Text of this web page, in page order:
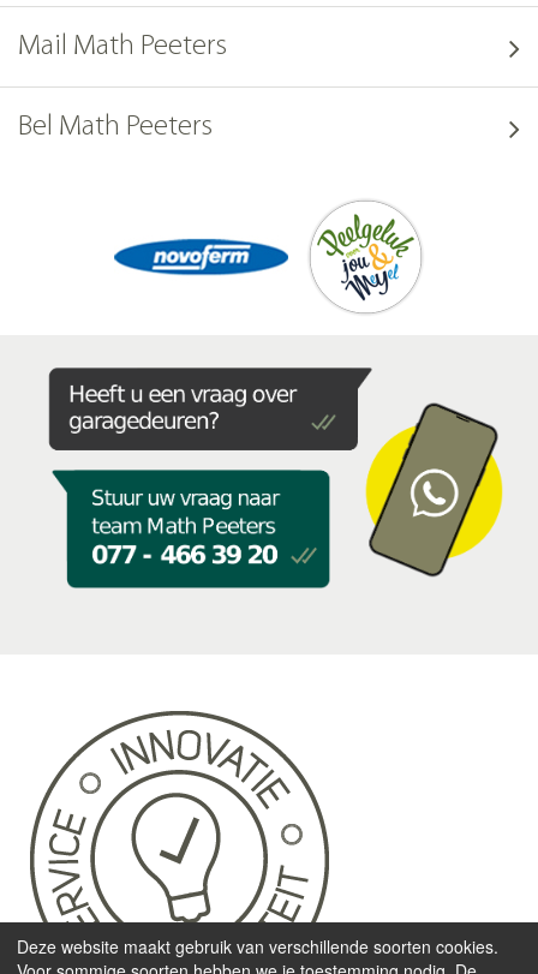
Mail Math Peeters
Bel Math Peeters
Deze website maakt gebruik van verschillende soorten cookies.